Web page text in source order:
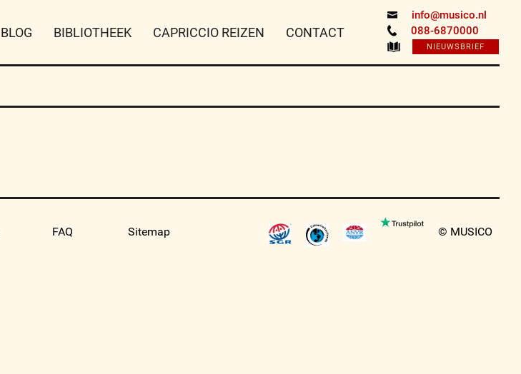
info@musico.nl
088-6870000
NIEUWSBRIEF
BLOG BIBLIOTHEEK CAPRICCIO REIZEN CONTACT
FAQ Sitemap © MUSICO